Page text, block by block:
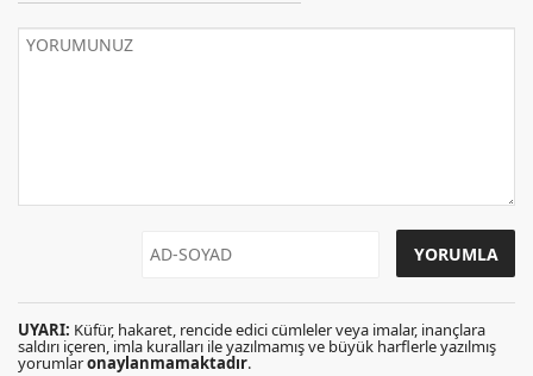
UYARI: Küfür, hakaret, rencide edici cümleler veya imalar, inançlara
saldırı içeren, imla kuralları ile yazılmamış ve büyük harflerle yazılmış
yorumlaronaylanmamaktadır.